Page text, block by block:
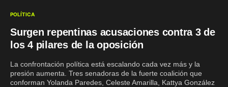
POLÍTICA
Surgen repentinas acusaciones contra 3 de
los 4 pilares de la oposición
La confrontación política está escalando cada vez más y la
presión aumenta. Tres senadoras de la fuerte coalición que
conforman Yolanda Paredes, Celeste Amarilla, Kattya González